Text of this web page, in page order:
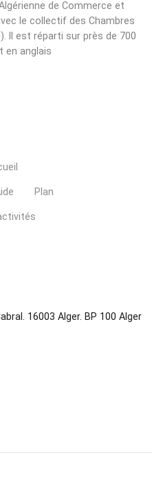
de Commerce et
le collectif des Chambres
Il est réparti sur près de 700
en anglais
Plan
16003 Alger. BP 100 Alger